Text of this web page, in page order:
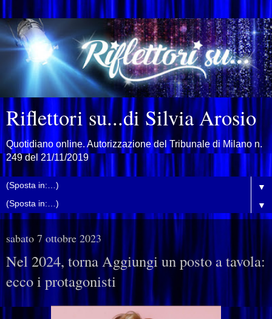
Riflettori su...di Silvia Arosio
Quotidiano online. Autorizzazione del Tribunale di Milano n.
249 del 21/11/2019
▼
▼
sabato 7 ottobre 2023
Nel 2024, torna Aggiungi un posto a tavola:
ecco i protagonisti